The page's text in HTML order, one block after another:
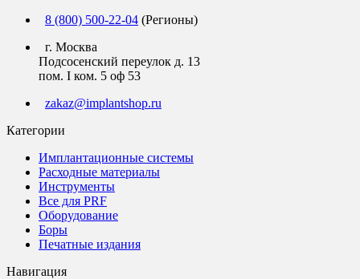
8 (800) 500-22-04 (Регионы)
г. Москва
Подсосенский переулок д. 13
пом. I ком. 5 оф 53
zakaz@implantshop.ru
Категории
Имплантационные системы
Расходные материалы
Инструменты
Все для PRF
Оборудование
Боры
Печатные издания
Навигация